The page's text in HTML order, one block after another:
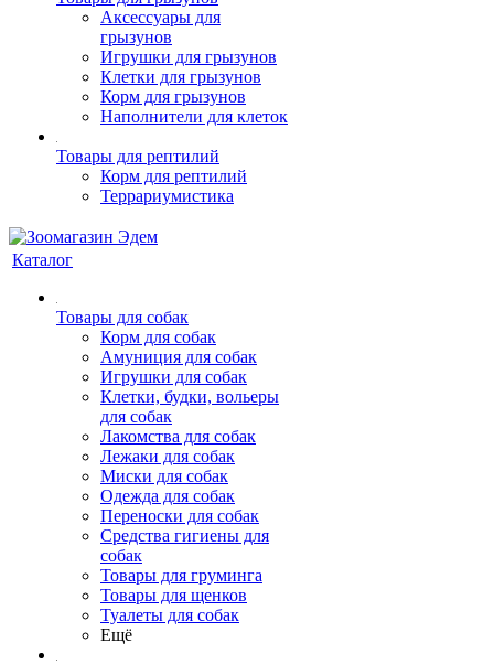
Аксессуары для
грызунов
Игрушки для грызунов
Клетки для грызунов
Корм для грызунов
Наполнители для клеток
Товары для рептилий
Корм для рептилий
Террариумистика
Каталог
Товары для собак
Корм для собак
Амуниция для собак
Игрушки для собак
Клетки, будки, вольеры
для собак
Лакомства для собак
Лежаки для собак
Миски для собак
Одежда для собак
Переноски для собак
Средства гигиены для
собак
Товары для груминга
Товары для щенков
Туалеты для собак
Ещё